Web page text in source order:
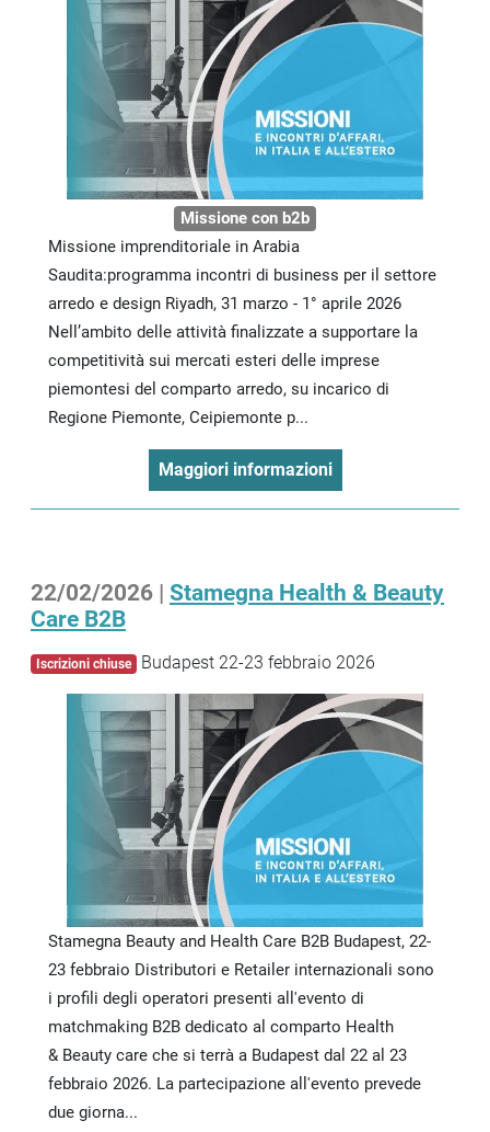
Missione con b2b
Missione imprenditoriale in Arabia
Saudita:programma incontri di business per il settore
arredo e design Riyadh, 31 marzo - 1° aprile 2026
Nell’ambito delle attività finalizzate a supportare la
competitività sui mercati esteri delle imprese
piemontesi del comparto arredo, su incarico di
Regione Piemonte, Ceipiemonte p...
Maggiori informazioni
22/02/2026 | Stamegna Health & Beauty
Care B2B
Iscrizioni chiuse Budapest 22-23 febbraio 2026
Stamegna Beauty and Health Care B2B Budapest, 22-
23 febbraio Distributori e Retailer internazionali sono
i profili degli operatori presenti all'evento di
matchmaking B2B dedicato al comparto Health
& Beauty care che si terrà a Budapest dal 22 al 23
febbraio 2026. La partecipazione all'evento prevede
due giorna...